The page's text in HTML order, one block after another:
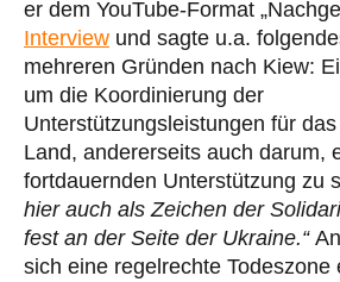
er dem YouTube-Format
Interview und sagte u.a.
mehreren Gründen nach Kiew:
um die Koordinierung der
Unterstützungsleistungen für
Land, andererseits auch darum,
fortdauernden Unterstützung zu
hier auch als Zeichen der
fest an der Seite der Ukraine.“
sich eine regelrechte Todeszone